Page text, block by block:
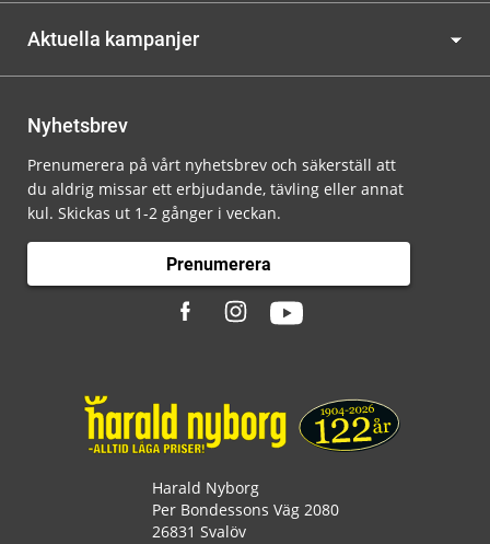
Aktuella kampanjer
Nyhetsbrev
Prenumerera på vårt nyhetsbrev och säkerställ att
du aldrig missar ett erbjudande, tävling eller annat
kul. Skickas ut 1-2 gånger i veckan.
Prenumerera
Harald Nyborg
Per Bondessons Väg 2080
26831 Svalöv